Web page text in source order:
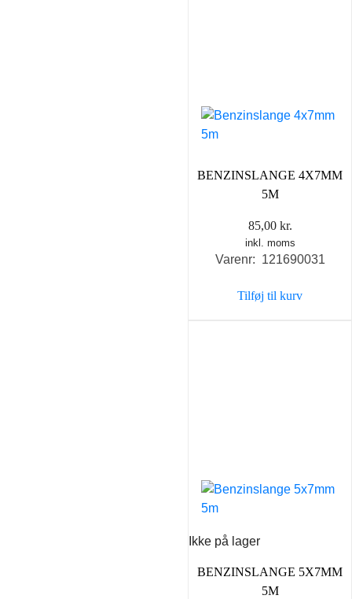
BENZINSLANGE 4X7MM
5M
85,00 kr.
inkl. moms
Varenr: 121690031
Tilføj til kurv
Ikke på lager
BENZINSLANGE 5X7MM
5M